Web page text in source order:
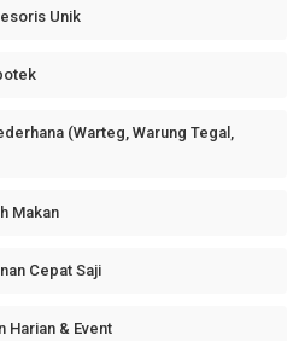
Unik
(Warteg, Warung Tegal,
Makan
Cepat Saji
Harian & Event